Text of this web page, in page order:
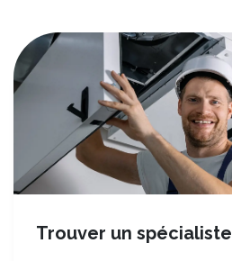
Trouver un spécialiste